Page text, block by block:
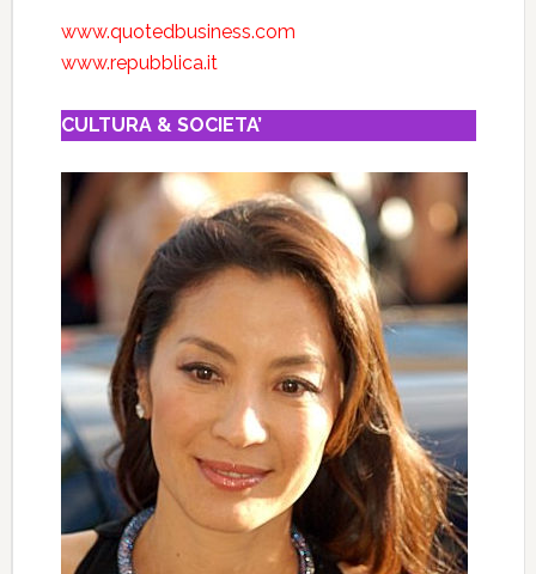
www.quotedbusiness.com
www.repubblica.it
CULTURA & SOCIETA’